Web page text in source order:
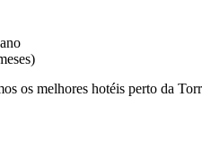
os melhores hotéis perto da